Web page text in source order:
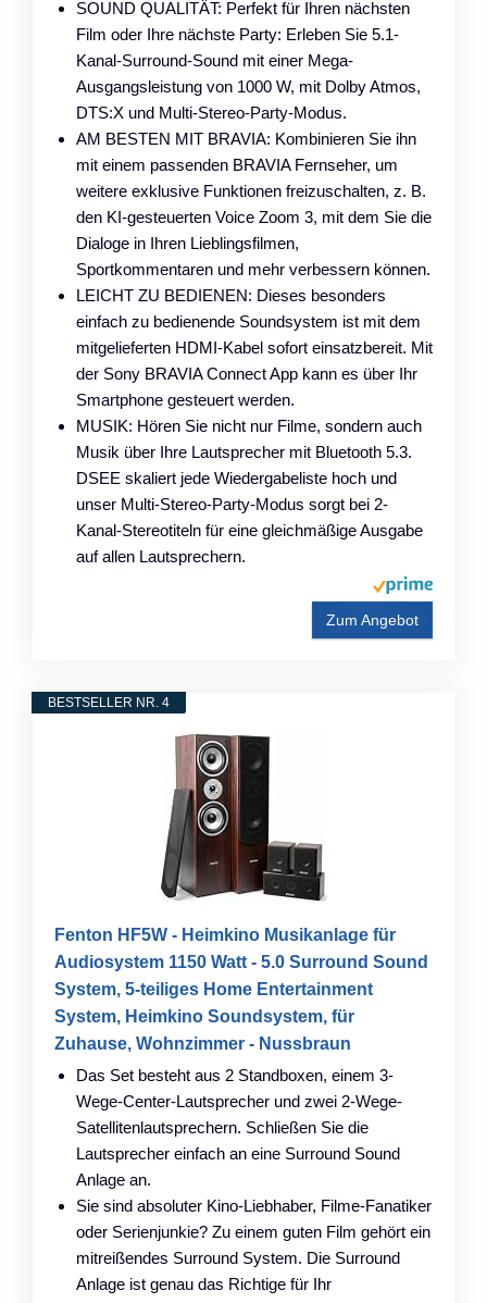
SOUND QUALITÄT: Perfekt für Ihren nächsten
Film oder Ihre nächste Party: Erleben Sie 5.1-
Kanal-Surround-Sound mit einer Mega-
Ausgangsleistung von 1000 W, mit Dolby Atmos,
DTS:X und Multi-Stereo-Party-Modus.
AM BESTEN MIT BRAVIA: Kombinieren Sie ihn
mit einem passenden BRAVIA Fernseher, um
weitere exklusive Funktionen freizuschalten, z. B.
den KI-gesteuerten Voice Zoom 3, mit dem Sie die
Dialoge in Ihren Lieblingsfilmen,
Sportkommentaren und mehr verbessern können.
LEICHT ZU BEDIENEN: Dieses besonders
einfach zu bedienende Soundsystem ist mit dem
mitgelieferten HDMI-Kabel sofort einsatzbereit. Mit
der Sony BRAVIA Connect App kann es über Ihr
Smartphone gesteuert werden.
MUSIK: Hören Sie nicht nur Filme, sondern auch
Musik über Ihre Lautsprecher mit Bluetooth 5.3.
DSEE skaliert jede Wiedergabeliste hoch und
unser Multi-Stereo-Party-Modus sorgt bei 2-
Kanal-Stereotiteln für eine gleichmäßige Ausgabe
auf allen Lautsprechern.
Zum Angebot
BESTSELLER NR. 4
Fenton HF5W - Heimkino Musikanlage für
Audiosystem 1150 Watt - 5.0 Surround Sound
System, 5-teiliges Home Entertainment
System, Heimkino Soundsystem, für
Zuhause, Wohnzimmer - Nussbraun
Das Set besteht aus 2 Standboxen, einem 3-
Wege-Center-Lautsprecher und zwei 2-Wege-
Satellitenlautsprechern. Schließen Sie die
Lautsprecher einfach an eine Surround Sound
Anlage an.
Sie sind absoluter Kino-Liebhaber, Filme-Fanatiker
oder Serienjunkie? Zu einem guten Film gehört ein
mitreißendes Surround System. Die Surround
Anlage ist genau das Richtige für Ihr